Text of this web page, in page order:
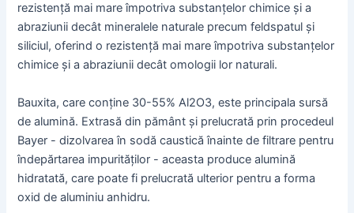
rezistență mai mare împotriva substanțelor chimice și a
abraziunii decât mineralele naturale precum feldspatul și
siliciul, oferind o rezistență mai mare împotriva substanțelor
chimice și a abraziunii decât omologii lor naturali.
Bauxita, care conține 30-55% Al2O3, este principala sursă
de alumină. Extrasă din pământ și prelucrată prin procedeul
Bayer - dizolvarea în sodă caustică înainte de filtrare pentru
îndepărtarea impurităților - aceasta produce alumină
hidratată, care poate fi prelucrată ulterior pentru a forma
oxid de aluminiu anhidru.